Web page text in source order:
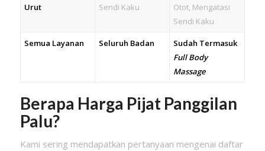
Urut
Sendi Kaku
Otot, Mengatasi
Sendi Kaku
Semua Layanan Seluruh Badan
Sudah Termasuk
Full Body
Massage
Berapa Harga Pijat Panggilan
Palu?
Kami sering mendapatkan pertanyaan mengenai daftar